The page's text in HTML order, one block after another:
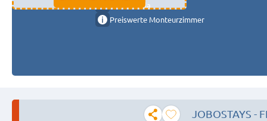
11333 fulda
Preiswerte Monteurzimmer
JOBOSTAYS -